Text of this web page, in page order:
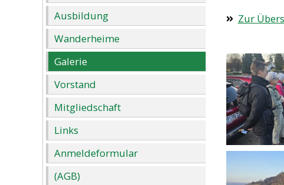
Ausbildung
Wanderheime
Galerie
Vorstand
Mitgliedschaft
Links
Anmeldeformular
(AGB)
Zur